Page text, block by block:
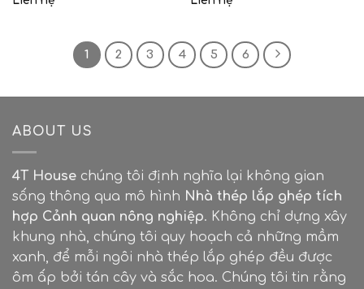
1 2 3 4 5 6
ABOUT US
4T House chúng tôi định nghĩa lại không gian
sống thông qua mô hình Nhà thép lắp ghép tích
hợp Cảnh quan nông nghiệp. Không chỉ dựng xây
khung nhà, chúng tôi quy hoạch cả những mầm
xanh, để mỗi ngôi nhà thép lắp ghép đều được
ôm ấp bởi tán cây và sắc hoa. Chúng tôi tin rằng